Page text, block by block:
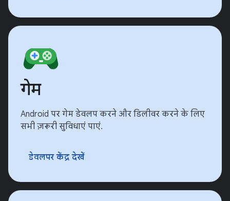
गेम
Android पर गेम डेवलप करने और डिलीवर करने के लिए
सभी ज़रूरी सुविधाएं पाएं.
डेवलपर केंद्र देखें